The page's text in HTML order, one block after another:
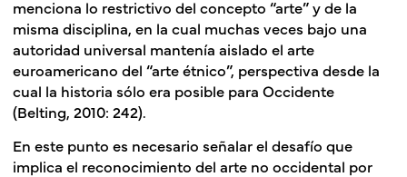
menciona lo restrictivo del concepto “arte” y de la
misma disciplina, en la cual muchas veces bajo una
autoridad universal mantenía aislado el arte
euroamericano del “arte étnico”, perspectiva desde la
cual la historia sólo era posible para Occidente
(Belting, 2010: 242).
En este punto es necesario señalar el desafío que
implica el reconocimiento del arte no occidental por